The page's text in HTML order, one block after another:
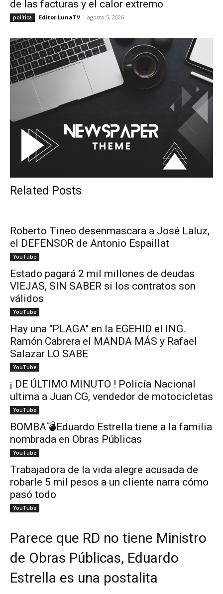
de las facturas y el calor extremo
política Editor LunaTV - agosto 5, 2026
Related Posts
Roberto Tineo desenmascara a José Laluz,
el DEFENSOR de Antonio Espaillat
YouTube
Estado pagará 2 mil millones de deudas
VIEJAS, SIN SABER si los contratos son
válidos
YouTube
Hay una "PLAGA" en la EGEHID el ING.
Ramón Cabrera el MANDA MÁS y Rafael
Salazar LO SABE
YouTube
¡ DE ÚLTIMO MINUTO ! Policía Nacional
ultima a Juan CG, vendedor de motocicletas
YouTube
BOMBA💣Eduardo Estrella tiene a la familia
nombrada en Obras Públicas
YouTube
Trabajadora de la vida alegre acusada de
robarle 5 mil pesos a un cliente narra cómo
pasó todo
YouTube
Parece que RD no tiene Ministro
de Obras Públicas, Eduardo
Estrella es una postalita